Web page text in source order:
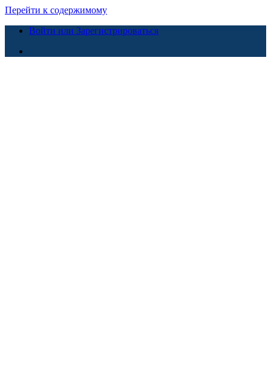
Перейти к содержимому
Войти или Зарегистрироваться